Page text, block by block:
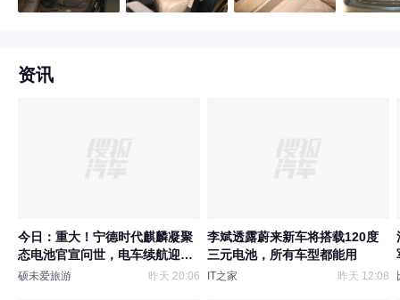
资讯
今日：重大！宁德时代麒麟凝聚
态电池官宣问世，电车续航迎来
全新突破口
硕未爱旅游 昨天 20:06
李斌透露蔚来新车将搭载120度
三元电池，所有车型都能用
IT之家 昨天 12:08